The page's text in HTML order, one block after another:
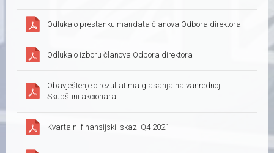
Odluka o prestanku mandata članova Odbora direktora
Odluka o izboru članova Odbora direktora
Obavještenje o rezultatima glasanja na vanrednoj
Skupštini akcionara
Kvartalni finansijski iskazi Q4 2021